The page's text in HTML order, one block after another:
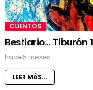
CUENTOS
Bestiario… Tiburón
hace 5 meses
LEER MÁS...